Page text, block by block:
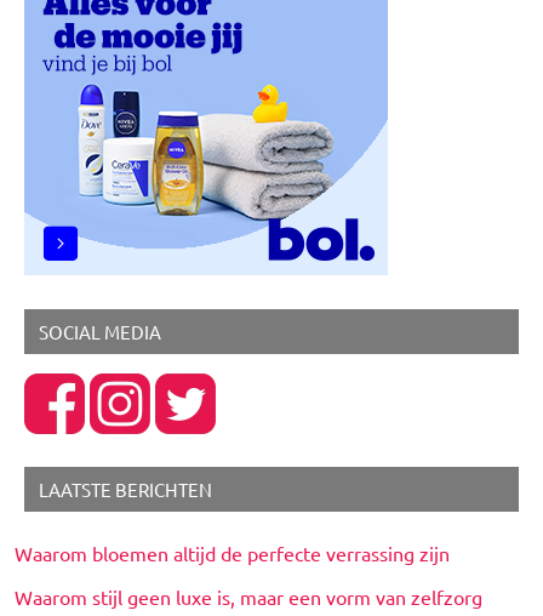
SOCIAL MEDIA
LAATSTE BERICHTEN
Waarom bloemen altijd de perfecte verrassing zijn
Waarom stijl geen luxe is, maar een vorm van zelfzorg